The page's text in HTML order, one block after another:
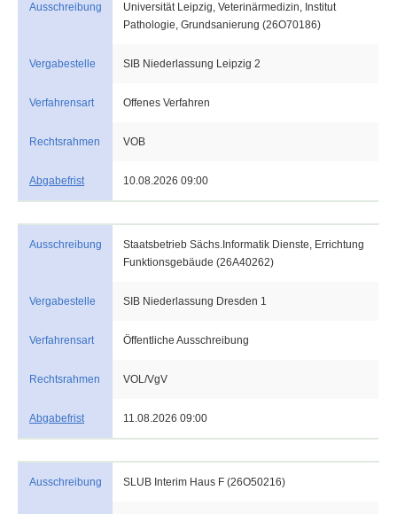
Ausschreibung
Universität Leipzig, Veterinärmedizin, Institut
Pathologie, Grundsanierung (26O70186)
Vergabestelle SIB Niederlassung Leipzig 2
Verfahrensart Offenes Verfahren
Rechtsrahmen VOB
Abgabefrist 10.08.2026 09:00
Ausschreibung
Staatsbetrieb Sächs.Informatik Dienste, Errichtung
Funktionsgebäude (26A40262)
Vergabestelle SIB Niederlassung Dresden 1
Verfahrensart Öffentliche Ausschreibung
Rechtsrahmen VOL/VgV
Abgabefrist 11.08.2026 09:00
Ausschreibung SLUB Interim Haus F (26O50216)